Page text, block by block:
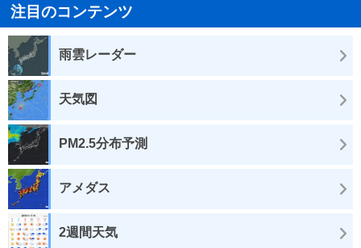
注目のコンテンツ
雨雲レーダー
天気図
PM2.5分布予測
アメダス
2週間天気